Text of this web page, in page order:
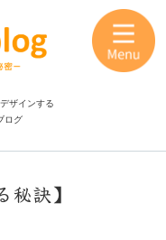
ザインする
ログ
秘訣】